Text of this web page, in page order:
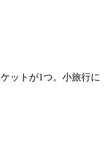
ットが1つ。小旅行に